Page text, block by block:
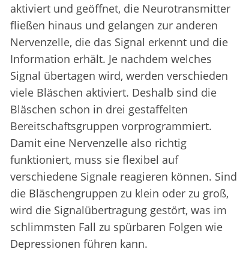
aktiviert und geöffnet, die Neurotransmitter
fließen hinaus und gelangen zur anderen
Nervenzelle, die das Signal erkennt und die
Information erhält. Je nachdem welches
Signal übertagen wird, werden verschieden
viele Bläschen aktiviert. Deshalb sind die
Bläschen schon in drei gestaffelten
Bereitschaftsgruppen vorprogrammiert.
Damit eine Nervenzelle also richtig
funktioniert, muss sie flexibel auf
verschiedene Signale reagieren können. Sind
die Bläschengruppen zu klein oder zu groß,
wird die Signalübertragung gestört, was im
schlimmsten Fall zu spürbaren Folgen wie
Depressionen führen kann.